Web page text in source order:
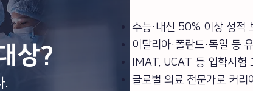
상?
.
수능·내신 50% 이상 성적
이탈리아·폴란드·독일 등
IMAT, UCAT 등 입학시험
글로벌 의료 전문가로 커리